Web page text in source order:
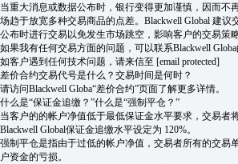
当重大消息或数据公布时，银行变得更加谨慎，因而不
场趋于放宽多种交易商品的点差。Blackwell Global 建议
公布时进行交易以免发生市场跳空，影响客户的交易策略
如果我有任何交易方面的问题，可以联系Blackwell
如客户遇到任何技术问题，请来信至 [email protected]
差价合约交易代号是什么？交易时间是何时？
请访问Blackwell Globa“差价合约”页面了解更多详情。
什么是“保证金追缴？”什么是“强制平仓？”
当客户的的帐户净值低于最低保证金水平要求，交易者
Blackwell Global保证金追缴水平设定为 120%。
强制平仓是指由于过低的帐户净值，交易者所有的交易
户资金的亏损。